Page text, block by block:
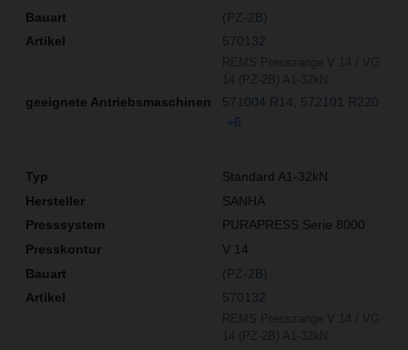
(PZ-2B)
570132
571004 R14
572101 R220
+6
Standard A1-32kN
SANHA
PURAPRESS Serie 8000
V 14
(PZ-2B)
570132